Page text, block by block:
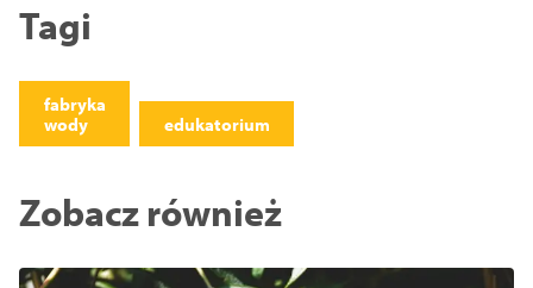
Tagi
fabryka
wody
edukatorium
Zobacz również